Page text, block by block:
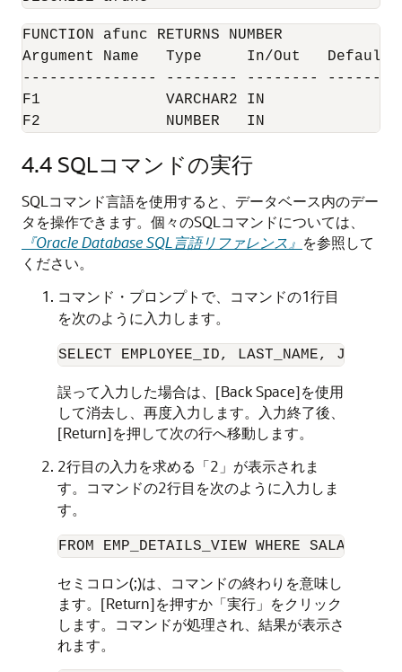
FUNCTION afunc RETURNS NUMBER
Argument Name   Type     In/Out   Default?
--------------- -------- --------
F1              VARCHAR2 IN
F2              NUMBER   IN
4.4 SQLコマンドの実行
SQLコマンド言語を使用すると、データベース内のデー
タを操作できます。個々のSQLコマンドについては、
『Oracle Database SQL言語リファレンス』 を参照して
ください。
コマンド・プロンプトで、コマンドの1行目
を次のように入力します。
SELECT EMPLOYEE_ID, LAST_NAME, JOB_ID,
誤って入力した場合は、[Back Space]を使用
して消去し、再度入力します。入力終了後、
[Return]を押して次の行へ移動します。
2行目の入力を求める「2」が表示されま
す。コマンドの2行目を次のように入力しま
す。
FROM EMP_DETAILS_VIEW WHERE SALARY >
セミコロン(;)は、コマンドの終わりを意味し
ます。[Return]を押すか「実行」をクリック
します。コマンドが処理され、結果が表示さ
れます。